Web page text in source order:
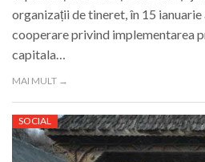
organizații de tineret, în 15
cooperare privind implementarea
capitala…
MAI MULT →
SOCIAL